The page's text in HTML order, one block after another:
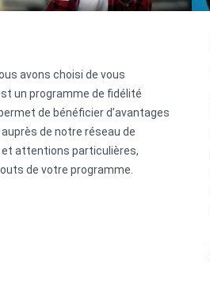
avons choisi de vous
un programme de fidélité
de bénéficier d’avantages
de notre réseau de
attentions particulières,
de votre programme.